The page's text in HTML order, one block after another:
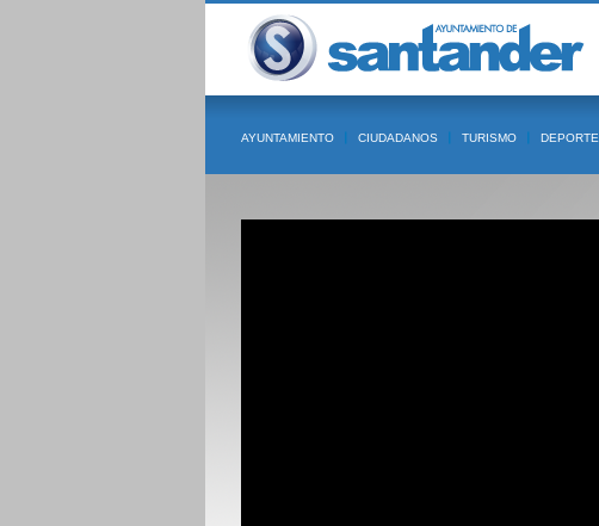
AYUNTAMIENTO CIUDADANOS TURISMO DEPORTE